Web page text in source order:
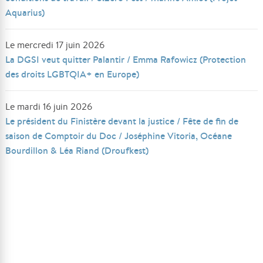
Aquarius)
Le mercredi 17 juin 2026
La DGSI veut quitter Palantir / Emma Rafowicz (Protection
des droits LGBTQIA+ en Europe)
Le mardi 16 juin 2026
Le président du Finistère devant la justice / Fête de fin de
saison de Comptoir du Doc / Joséphine Vitoria, Océane
Bourdillon & Léa Riand (Droufkest)